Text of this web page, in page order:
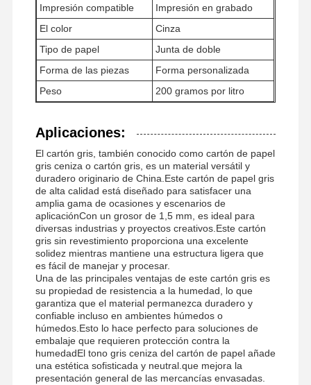
Impresión compatible
Impresión en grabado
El color
Cinza
Tipo de papel
Junta de doble
Forma de las piezas
Forma personalizada
Peso
200 gramos por litro
Aplicaciones:
El cartón gris, también conocido como cartón de papel
gris ceniza o cartón gris, es un material versátil y
duradero originario de China.Este cartón de papel gris
de alta calidad está diseñado para satisfacer una
amplia gama de ocasiones y escenarios de
aplicaciónCon un grosor de 1,5 mm, es ideal para
diversas industrias y proyectos creativos.Este cartón
gris sin revestimiento proporciona una excelente
solidez mientras mantiene una estructura ligera que
es fácil de manejar y procesar.
Una de las principales ventajas de este cartón gris es
su propiedad de resistencia a la humedad, lo que
garantiza que el material permanezca duradero y
confiable incluso en ambientes húmedos o
húmedos.Esto lo hace perfecto para soluciones de
embalaje que requieren protección contra la
humedadEl tono gris ceniza del cartón de papel añade
una estética sofisticada y neutral.que mejora la
presentación general de las mercancías envasadas.